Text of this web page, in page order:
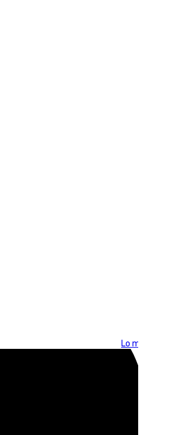
Lo más visto >